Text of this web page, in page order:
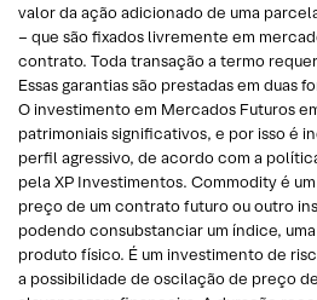
valor da ação adicionado de uma
– que são fixados livremente em
contrato. Toda transação a termo
Essas garantias são prestadas em duas
O investimento em Mercados Futuros
patrimoniais significativos, e por isso é
perfil agressivo, de acordo com a
pela XP Investimentos. Commodity é
preço de um contrato futuro ou outro
podendo consubstanciar um índice,
produto físico. É um investimento de
a possibilidade de oscilação de preço